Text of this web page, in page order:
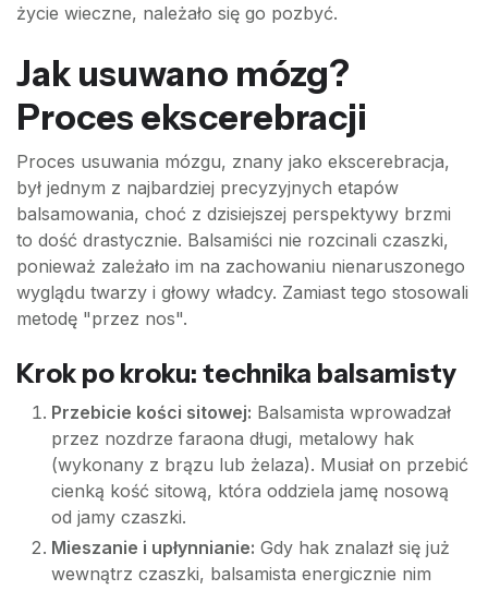
życie wieczne, należało się go pozbyć.
Jak usuwano mózg?
Proces ekscerebracji
Proces usuwania mózgu, znany jako ekscerebracja,
był jednym z najbardziej precyzyjnych etapów
balsamowania, choć z dzisiejszej perspektywy brzmi
to dość drastycznie. Balsamiści nie rozcinali czaszki,
ponieważ zależało im na zachowaniu nienaruszonego
wyglądu twarzy i głowy władcy. Zamiast tego stosowali
metodę "przez nos".
Krok po kroku: technika balsamisty
Przebicie kości sitowej: Balsamista wprowadzał
przez nozdrze faraona długi, metalowy hak
(wykonany z brązu lub żelaza). Musiał on przebić
cienką kość sitową, która oddziela jamę nosową
od jamy czaszki.
Mieszanie i upłynnianie: Gdy hak znalazł się już
wewnątrz czaszki, balsamista energicznie nim